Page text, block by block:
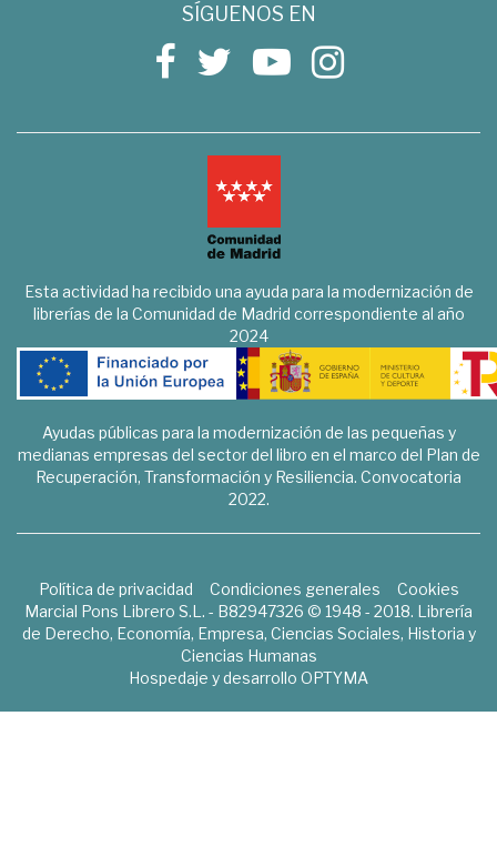
SÍGUENOS EN
Esta actividad ha recibido una ayuda para la modernización de
librerías de la Comunidad de Madrid correspondiente al año
2024
Ayudas públicas para la modernización de las pequeñas y
medianas empresas del sector del libro en el marco del Plan de
Recuperación, Transformación y Resiliencia. Convocatoria
2022.
Política de privacidad Condiciones generales
Cookies
Marcial Pons Librero S.L. - B82947326 © 1948 - 2018. Librería
de Derecho, Economía, Empresa, Ciencias Sociales, Historia y
Ciencias Humanas
Hospedaje y desarrollo OPTYMA